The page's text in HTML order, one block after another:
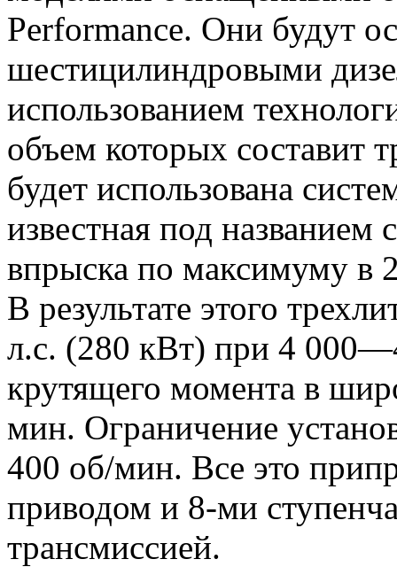
Performance. Они будут
шестицилиндровыми
использованием
объем которых составит
будет использована
известная под
впрыска по максимуму в
В результате этого
л.с. (280 кВт) при 4
крутящего момента в
мин. Ограничение
400 об/мин. Все это
приводом и 8-ми
трансмиссией.